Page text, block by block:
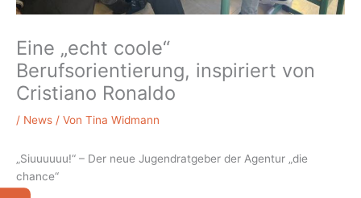
Eine „echt coole“
Berufsorientierung, inspiriert von
Cristiano Ronaldo
/ News / Von Tina Widmann
„Siuuuuuu!“ – Der neue Jugendratgeber der Agentur „die
chance“